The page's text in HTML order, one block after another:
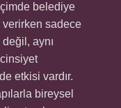
belediye
verirken sadece
aynı
etkisi vardır.
bireysel